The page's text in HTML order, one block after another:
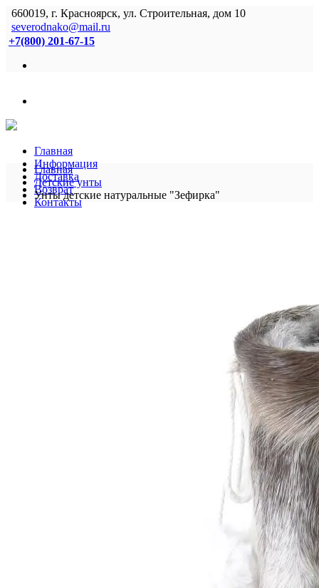
660019, г. Красноярск, ул. Строительная, дом 10
severodnako@mail.ru
+7(800) 201-67-15
Главная
Информация
Доставка
Возврат
Контакты
Главная
Детские унты
Унты детские натуральные "Зефирка"